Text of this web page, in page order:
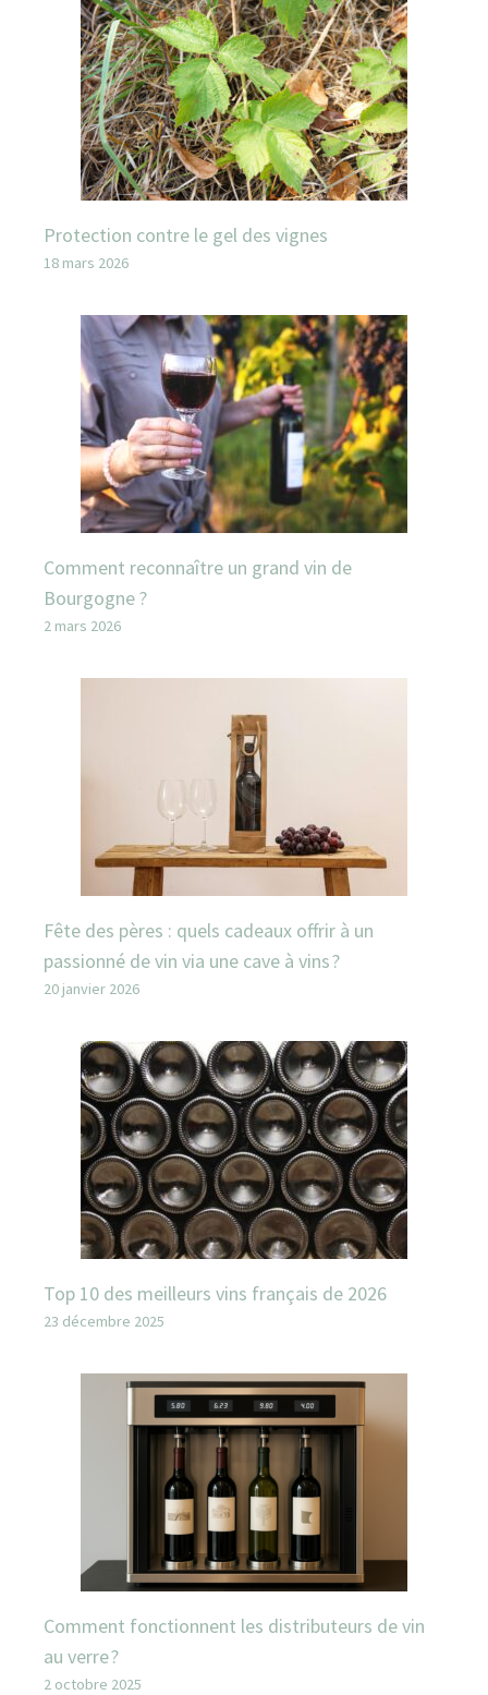
Protection contre le gel des vignes
18 mars 2026
Comment reconnaître un grand vin de
Bourgogne ?
2 mars 2026
Fête des pères : quels cadeaux offrir à un
passionné de vin via une cave à vins ?
20 janvier 2026
Top 10 des meilleurs vins français de 2026
23 décembre 2025
Comment fonctionnent les distributeurs de vin
au verre ?
2 octobre 2025